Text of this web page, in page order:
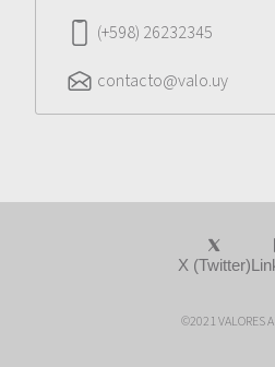
(+598) 26232345
contacto@valo.uy
©2021 VALORES
X (Twitter)